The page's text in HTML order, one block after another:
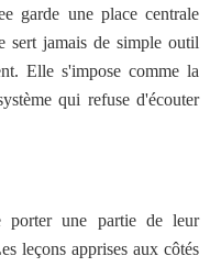
garde une place centrale
sert jamais de simple outil
Elle s'impose comme la
qui refuse d'écouter
porter une partie de leur
leçons apprises aux côtés